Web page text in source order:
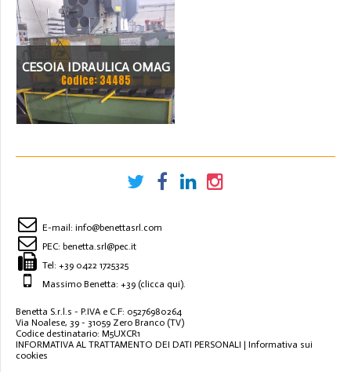
CESOIA IDRAULICA OMAG
2000 X 6 MM
Codice: 34485
E-mail: info@benettasrl.com
PEC: benetta.srl@pec.it
Tel: +39 0422 1725325
Massimo Benetta: +39 (clicca qui).
Benetta S.r.l.s - P.IVA e C.F: 05276980264
Via Noalese, 39 - 31059 Zero Branco (TV)
Codice destinatario: M5UXCR1
INFORMATIVA AL TRATTAMENTO DEI DATI PERSONALI | Informativa sui
cookies